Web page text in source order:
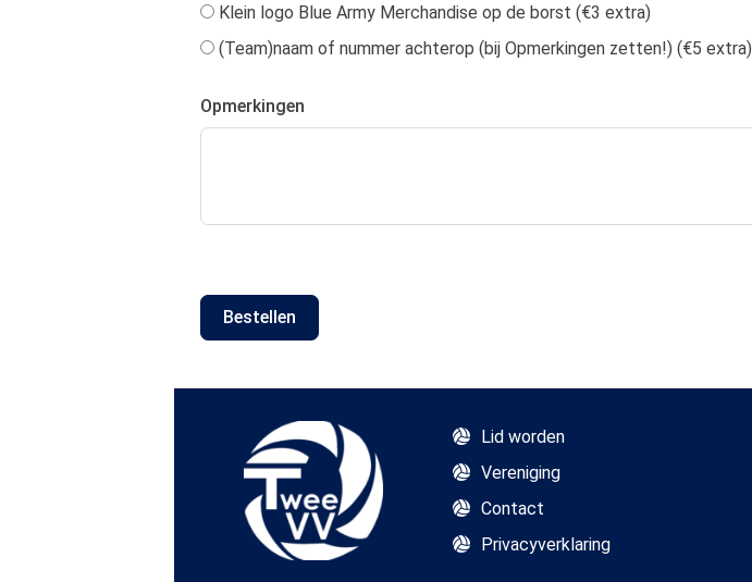
Klein logo Blue Army Merchandise op de borst (€3 extra)
(Team)naam of nummer achterop (bij Opmerkingen zetten!) (€5 extra)
Opmerkingen
Bestellen
Lid worden
Vereniging
Contact
Privacyverklaring